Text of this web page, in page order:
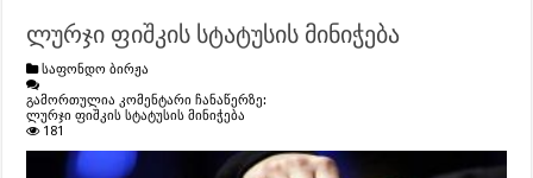
ლურჯი ფიშკის სტატუსის მინიჭება
საფონდო ბირჟა
გამორთულია კომენტარი ჩანაწერზე:
ლურჯი ფიშკის სტატუსის მინიჭება
181